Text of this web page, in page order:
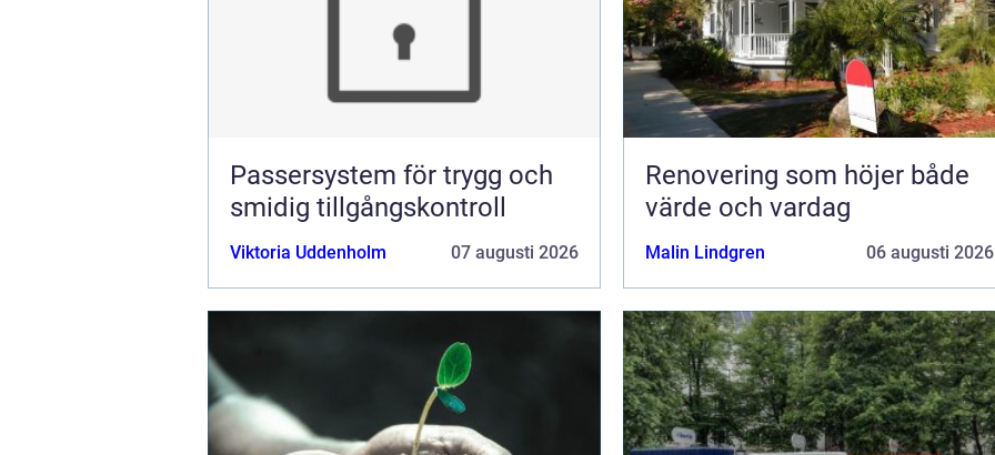
Passersystem för trygg och
smidig tillgångskontroll
Viktoria Uddenholm 07 augusti 2026
Renovering som höjer både
värde och vardag
Malin Lindgren 06 augusti 2026